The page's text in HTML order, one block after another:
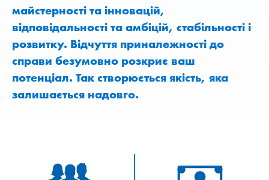
майстерності та інновацій,
відповідальності та амбіцій, стабільності і
розвитку. Відчуття приналежності до
справи безумовно розкриє ваш
потенціал. Так створюється якість, яка
залишається надовго.